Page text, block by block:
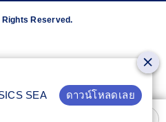
Rights Reserved.
sides of the ASICS® shoes is a
SEA
ดาวน์โหลดเลย